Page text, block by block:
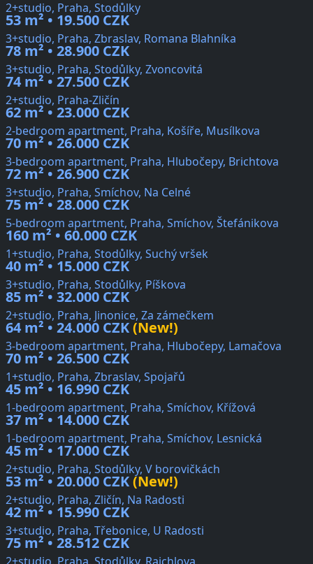
2+studio, Praha, Stodůlky
53 m² • 19.500 CZK
3+studio, Praha, Zbraslav, Romana Blahníka
78 m² • 28.900 CZK
3+studio, Praha, Stodůlky, Zvoncovitá
74 m² • 27.500 CZK
2+studio, Praha-Zličín
62 m² • 23.000 CZK
2-bedroom apartment, Praha, Košíře, Musílkova
70 m² • 26.000 CZK
3-bedroom apartment, Praha, Hlubočepy, Brichtova
72 m² • 26.900 CZK
3+studio, Praha, Smíchov, Na Celné
75 m² • 28.000 CZK
5-bedroom apartment, Praha, Smíchov, Štefánikova
160 m² • 60.000 CZK
1+studio, Praha, Stodůlky, Suchý vršek
40 m² • 15.000 CZK
3+studio, Praha, Stodůlky, Píškova
85 m² • 32.000 CZK
2+studio, Praha, Jinonice, Za zámečkem
64 m² • 24.000 CZK(New!)
3-bedroom apartment, Praha, Hlubočepy, Lamačova
70 m² • 26.500 CZK
1+studio, Praha, Zbraslav, Spojařů
45 m² • 16.990 CZK
1-bedroom apartment, Praha, Smíchov, Křížová
37 m² • 14.000 CZK
1-bedroom apartment, Praha, Smíchov, Lesnická
45 m² • 17.000 CZK
2+studio, Praha, Stodůlky, V borovičkách
53 m² • 20.000 CZK(New!)
2+studio, Praha, Zličín, Na Radosti
42 m² • 15.990 CZK
3+studio, Praha, Třebonice, U Radosti
75 m² • 28.512 CZK